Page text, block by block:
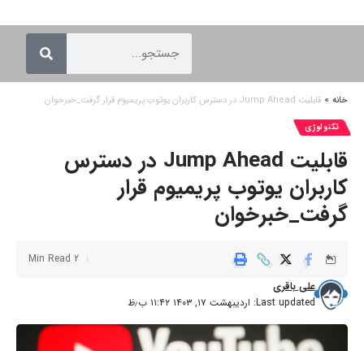
خانه » قابلیت Jump Ahead در دسترس کاربران یوتوب پریمیوم قرار گرفت_خبرخوان
تکنولوژی
قابلیت Jump Ahead در دسترس
کاربران یوتوب پریمیوم قرار
گرفت_خبرخوان
Last updated: اردیبهشت ۱۷, ۱۴۰۳ ۱۱:۴۲ ب٫ظ
علی باقری
2 Min Read